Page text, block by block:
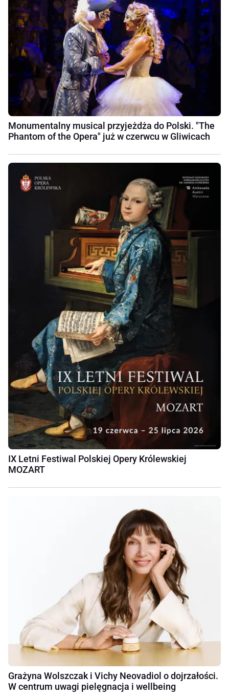
Monumentalny musical przyjeżdża do Polski. "The
Phantom of the Opera" już w czerwcu w Gliwicach
IX Letni Festiwal Polskiej Opery Królewskiej
MOZART
Grażyna Wolszczak i Vichy Neovadiol o dojrzałości.
W centrum uwagi pielęgnacja i wellbeing